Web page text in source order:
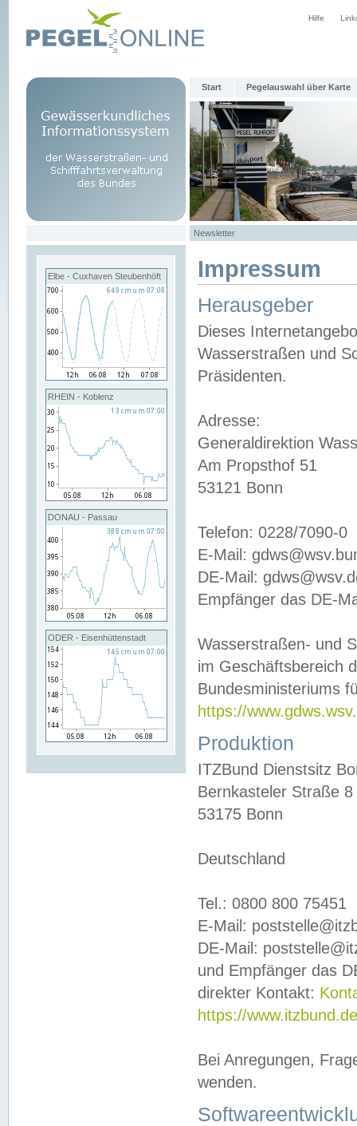
Hilfe
Start Pegelauswahl über Karte
Newsletter
Elbe - Cuxhaven Steubenhöft
RHEIN - Koblenz
DONAU - Passau
ODER - Eisenhüttenstadt
Impressum
Herausgeber
Dieses
Wasserstraßen und
Präsidenten.
Adresse:
Generaldirektion
Am Propsthof 51
53121 Bonn
Telefon: 0228/7090-0
E-Mail:
DE-Mail:
Empfänger das DE-
Wasserstraßen- und
im Geschäftsbereich
Bundesministeriums
https://
Produktion
ITZBund Dienstsitz
Bernkasteler Straße 8
53175 Bonn
Deutschland
Tel.: 0800 800 75451
E-Mail:
DE-Mail:
und Empfänger das
direkter Kontakt:
https://
Bei Anregungen,
wenden.